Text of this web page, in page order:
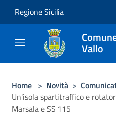
Regione Sicilia
Vallo
Home > Novità >
Un'isola spartitraffico e
Marsala e SS 115